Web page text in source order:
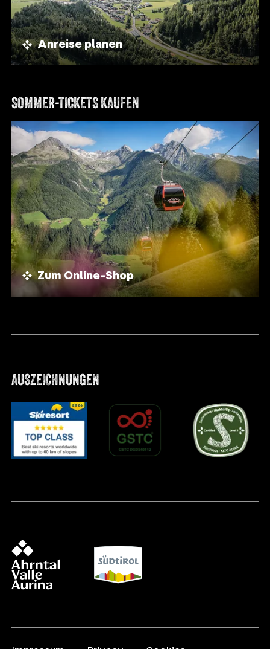
Anreise planen
SOMMER-TICKETS KAUFEN
Zum Online-Shop
AUSZEICHNUNGEN